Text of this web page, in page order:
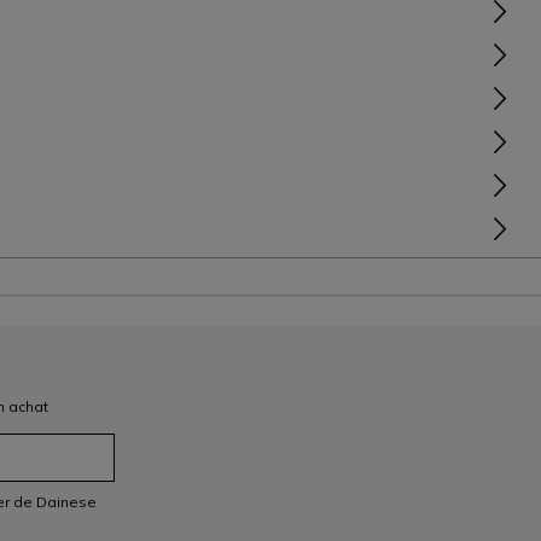
achat
de Dainese